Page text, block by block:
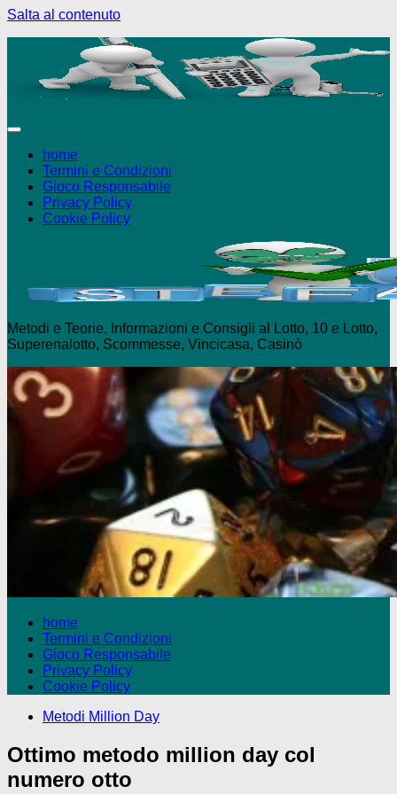
Salta al contenuto
home
Termini e Condizioni
Gioco Responsabile
Privacy Policy
Cookie Policy
Metodi e Teorie, Informazioni e Consigli al Lotto, 10 e Lotto,
Superenalotto, Scommesse, Vincicasa, Casinò
home
Termini e Condizioni
Gioco Responsabile
Privacy Policy
Cookie Policy
Metodi Million Day
Ottimo metodo million day col
numero otto